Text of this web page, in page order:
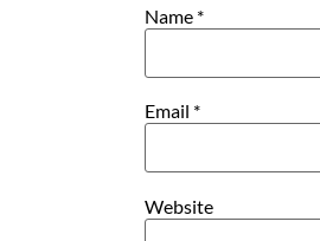
Name *
Email *
Website